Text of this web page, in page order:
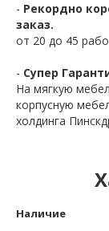
- Рекордно
заказ.
от 20 до 45
- Супер
На мягкую
корпусную
холдинга
Наличие